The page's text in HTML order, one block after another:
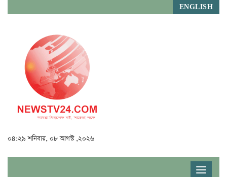
ENGLISH
০৪:২৯ শনিবার, ০৮ আগস্ট ,২০২৬
Toggle